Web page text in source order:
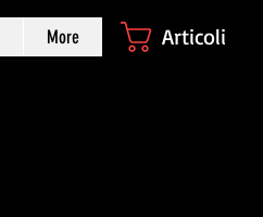
More Articoli